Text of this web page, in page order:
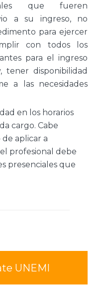
que fueren
a su ingreso, no
para ejercer
con todos los
para el ingreso
tener disponibilidad
a las necesidades
en los horarios
cargo. Cabe
aplicar a
profesional debe
presenciales que
UNEMI